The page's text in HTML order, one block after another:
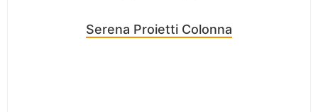
Serena Proietti Colonna